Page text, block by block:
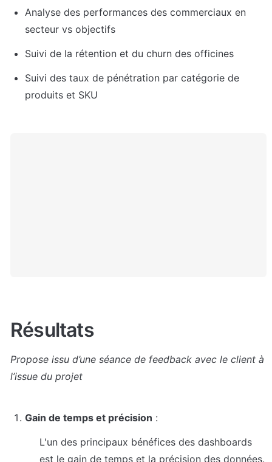
Analyse des performances des commerciaux en
secteur vs objectifs
Suivi de la rétention et du churn des officines
Suivi des taux de pénétration par catégorie de
produits et SKU
Résultats
Propose issu d’une séance de feedback avec le client à
l’issue du projet
Gain de temps et précision :
L'un des principaux bénéfices des dashboards
est le gain de temps et la précision des données.